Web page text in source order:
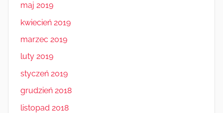
maj 2019
kwiecień 2019
marzec 2019
luty 2019
styczeń 2019
grudzień 2018
listopad 2018